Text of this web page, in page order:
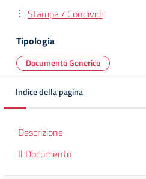
Stampa / Condividi
Tipologia
Documento Generico
Indice della pagina
Descrizione
Il Documento